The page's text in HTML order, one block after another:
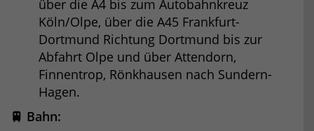
über die A4 bis zum Autobahnkreuz
Köln/Olpe, über die A45 Frankfurt-
Dortmund Richtung Dortmund bis zur
Abfahrt Olpe und über Attendorn,
Finnentrop, Rönkhausen nach Sundern-
Hagen.
🚆 Bahn: